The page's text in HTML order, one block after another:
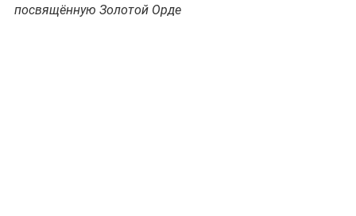
посвящённую Золотой Орде